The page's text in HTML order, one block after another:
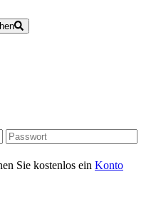
Sie kostenlos ein Konto